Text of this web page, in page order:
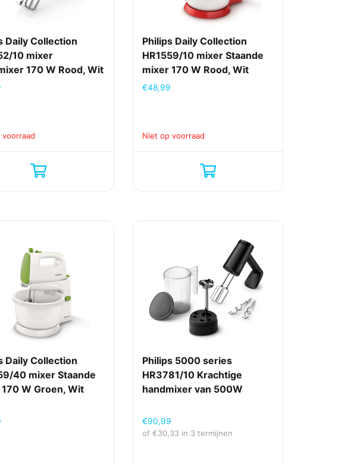
Daily Collection
10 mixer
170 W Rood, Wit
Philips Daily Collection
HR1559/10 mixer Staande
mixer 170 W Rood, Wit
€48,99
Niet op voorraad
Daily Collection
40 mixer Staande
W Groen, Wit
Philips 5000 series
HR3781/10 Krachtige
handmixer van 500W
€90,99
of€30,33 in 3 termijnen